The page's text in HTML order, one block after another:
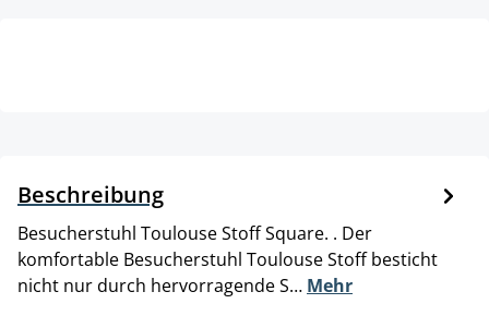
Beschreibung
Besucherstuhl Toulouse Stoff Square. . Der
komfortable Besucherstuhl Toulouse Stoff besticht
nicht nur durch hervorragende S… Mehr